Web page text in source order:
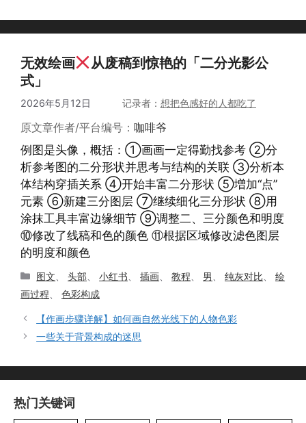
无效绘画
从废稿到惊艳的「二分光影公
式」
2026年5月12日 想把色感好的人都吃了
原文章作者/平台编号： 咖啡爷
例图是头像，概括：①画画一定得勤找参考 ②分
析参考图的二分形状并思考与结构的关联 ③分析本
体结构穿插关系 ④开始丰富二分形状 ⑤増加“点”
元素 ⑥新建三分图层 ⑦继续细化三分形状 ⑧用
涂抹工具丰富边缘细节 ⑨调整二、三分颜色和明度
⑩修改了线稿和色的颜色 ⑪根据区域修改滤色图层
的明度和颜色
分
类
图文 、头部 、小红书 、插画 、教程 男 、纯灰对比 、绘
画过程
色彩构成
【作画步骤详解】如何画自然光线下的人物色彩
一些关于背景构成的迷思
热门关键词